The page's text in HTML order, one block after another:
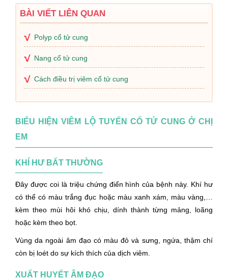
BÀI VIẾT LIÊN QUAN
Polyp cổ tử cung
Nang cổ tử cung
Cách điều trị viêm cổ tử cung
BIỂU HIỆN VIÊM LỘ TUYẾN CỐ TỬ CUNG Ở CHỊ
EM
KHÍ HƯ BẤT THƯỜNG
Đây được coi là triệu chứng điển hình của bệnh này. Khí hư
có thể có màu trắng đục hoặc màu xanh xám, màu vàng,…
kèm theo mùi hôi khó chịu, dính thành từng mảng, loãng
hoặc kèm theo bọt.
Vùng da ngoài âm đạo có màu đỏ và sưng, ngứa, thậm chí
còn bị loét do sự kích thích của dịch viêm.
XUẤT HUYẾT ÂM ĐẠO